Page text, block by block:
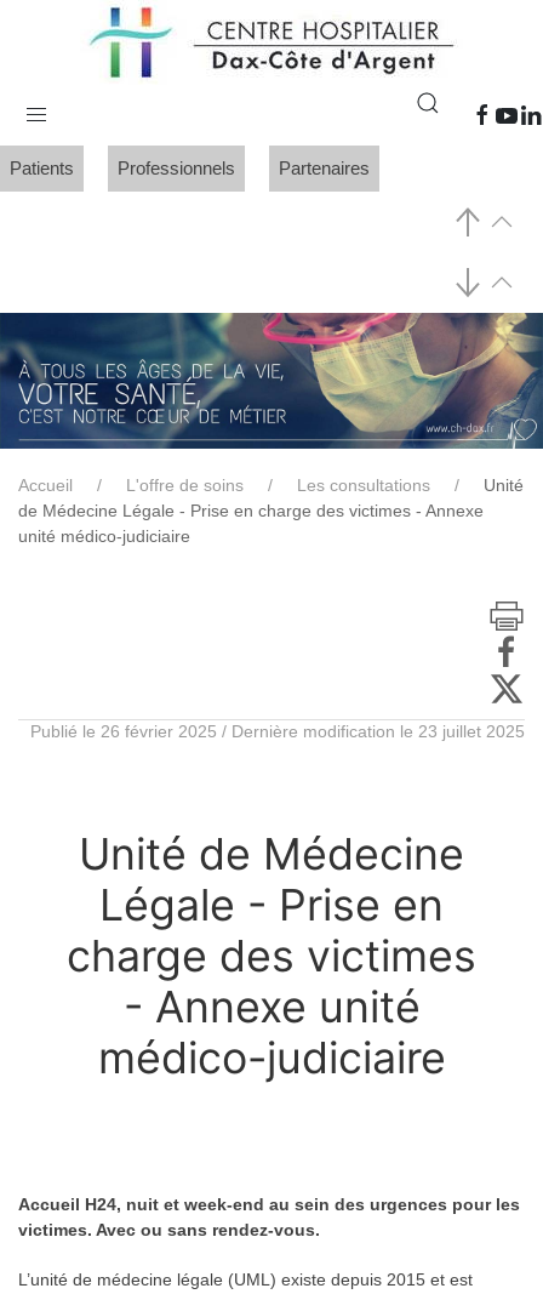
Patients Professionnels Partenaires
Accueil L'offre de soins Les consultations
Unité
de Médecine Légale - Prise en charge des victimes - Annexe
unité médico-judiciaire
Publié le 26 février 2025 / Dernière modification le 23 juillet 2025
Unité de Médecine
Légale - Prise en
charge des victimes
- Annexe unité
médico-judiciaire
Accueil H24, nuit et week-end au sein des urgences pour les
victimes. Avec ou sans rendez-vous.
L’unité de médecine légale (UML) existe depuis 2015 et est